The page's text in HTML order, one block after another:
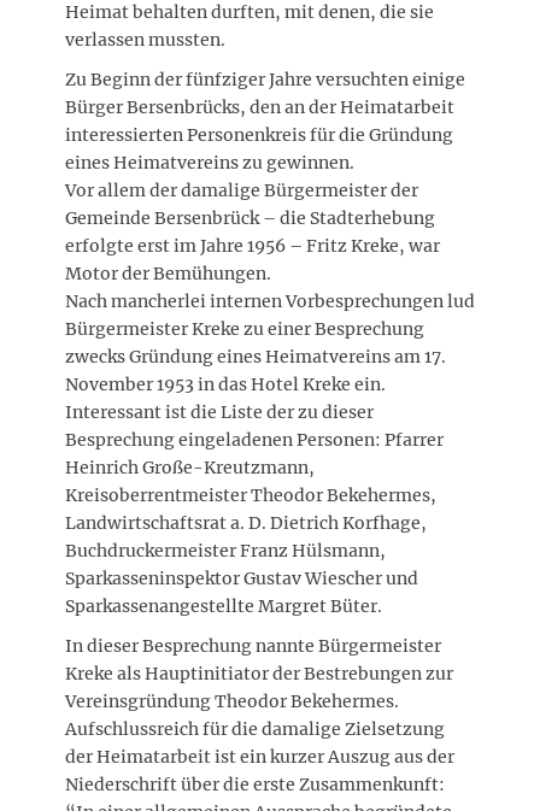
Heimat behalten durften, mit denen, die sie
verlassen mussten.
Zu Beginn der fünfziger Jahre versuchten einige
Bürger Bersenbrücks, den an der Heimatarbeit
interessierten Personenkreis für die Gründung
eines Heimatvereins zu gewinnen.
Vor allem der damalige Bürgermeister der
Gemeinde Bersenbrück – die Stadterhebung
erfolgte erst im Jahre 1956 – Fritz Kreke, war
Motor der Bemühungen.
Nach mancherlei internen Vorbesprechungen lud
Bürgermeister Kreke zu einer Besprechung
zwecks Gründung eines Heimatvereins am 17.
November 1953 in das Hotel Kreke ein.
Interessant ist die Liste der zu dieser
Besprechung eingeladenen Personen: Pfarrer
Heinrich Große-Kreutzmann,
Kreisoberrentmeister Theodor Bekehermes,
Landwirtschaftsrat a. D. Dietrich Korfhage,
Buchdruckermeister Franz Hülsmann,
Sparkasseninspektor Gustav Wiescher und
Sparkassenangestellte Margret Büter.
In dieser Besprechung nannte Bürgermeister
Kreke als Hauptinitiator der Bestrebungen zur
Vereinsgründung Theodor Bekehermes.
Aufschlussreich für die damalige Zielsetzung
der Heimatarbeit ist ein kurzer Auszug aus der
Niederschrift über die erste Zusammenkunft: